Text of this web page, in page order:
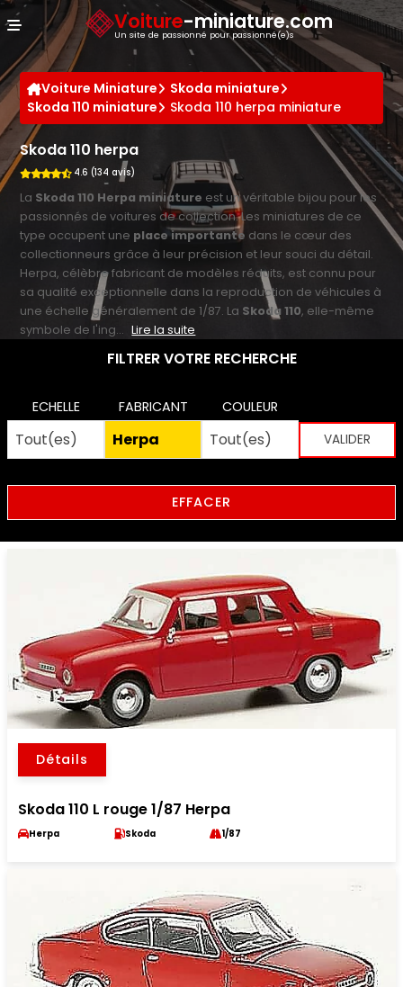
Voiture-miniature.com
Un site de passionné pour passionné(e)s
Voiture Miniature
Skoda miniature
Skoda 110 miniature
Skoda 110 herpa miniature
Skoda 110 herpa
4.6 (134 avis)
La Skoda 110 Herpa miniature est un véritable bijou pour les
passionnés de voitures de collection. Les miniatures de ce
type occupent une place importante dans le cœur des
collectionneurs grâce à leur précision et leur souci du détail.
Herpa, célèbre fabricant de modèles réduits, est connu pour
sa qualité exceptionnelle dans la reproduction de véhicules à
une échelle généralement de 1/87. La Skoda 110, elle-même
symbole de l'ing... Lire la suite
FILTRER VOTRE RECHERCHE
ECHELLE FABRICANT COULEUR
EFFACER
Détails
Skoda 110 L rouge 1/87 Herpa
Herpa Skoda 1/87
Panneau de gestion des cookies